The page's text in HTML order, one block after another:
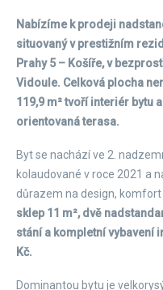
Nabízíme k prodeji
situovaný v prestižním
Prahy 5 – Košíře, v
Vidoule. Celková plocha
119,9 m² tvoří interiér bytu
orientovaná terasa.
Byt se nachází ve 2.
kolaudované v roce 2021 a
důrazem na design, komfort
sklep 11 m², dvě
stání a kompletní vybavení
Kč.
Dominantou bytu je